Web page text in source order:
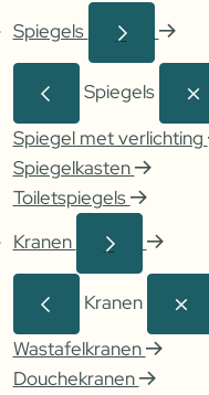
Spiegels
Spiegels
Spiegel met verlichting
Spiegelkasten
Toiletspiegels
Kranen
Kranen
Wastafelkranen
Douchekranen